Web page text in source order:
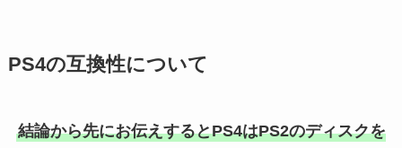
PS4の互換性について
結論から先にお伝えするとPS4はPS2のディスクを